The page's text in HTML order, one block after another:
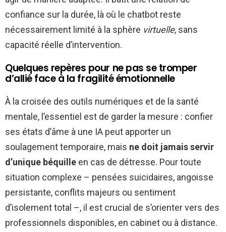
confiance sur la durée, là où le chatbot reste
nécessairement limité à la sphère virtuelle, sans
capacité réelle d’intervention.
Quelques repères pour ne pas se tromper
d’allié face à la fragilité émotionnelle
À la croisée des outils numériques et de la santé
mentale, l’essentiel est de garder la mesure : confier
ses états d’âme à une IA peut apporter un
soulagement temporaire, mais ne doit jamais servir
d’unique béquille en cas de détresse. Pour toute
situation complexe – pensées suicidaires, angoisse
persistante, conflits majeurs ou sentiment
d’isolement total –, il est crucial de s’orienter vers des
professionnels disponibles, en cabinet ou à distance.